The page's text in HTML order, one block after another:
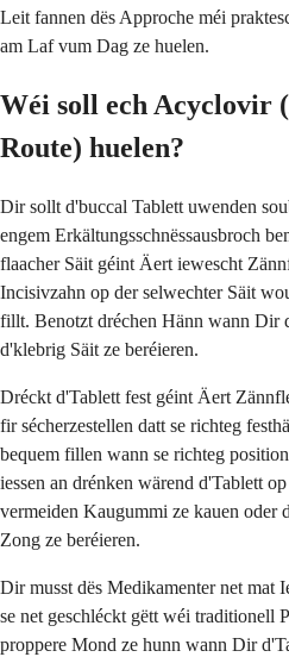
Leit fannen dës Approche méi
am Laf vum Dag ze huelen.
Wéi soll ech Acyclovir
Route) huelen?
Dir sollt d'buccal Tablett uwenden
engem Erkältungsschnëssausbroch
flaacher Säit géint Äert iewescht
Incisivzahn op der selwechter Säit
fillt. Benotzt dréchen Hänn wann Dir
d'klebrig Säit ze beréieren.
Dréckt d'Tablett fest géint Äert
fir sécherzestellen datt se richteg
bequem fillen wann se richteg
iessen an drénken wärend d'Tablett
vermeiden Kaugummi ze kauen oder
Zong ze beréieren.
Dir musst dës Medikamenter net mat
se net geschléckt gëtt wéi traditionell
proppere Mond ze hunn wann Dir